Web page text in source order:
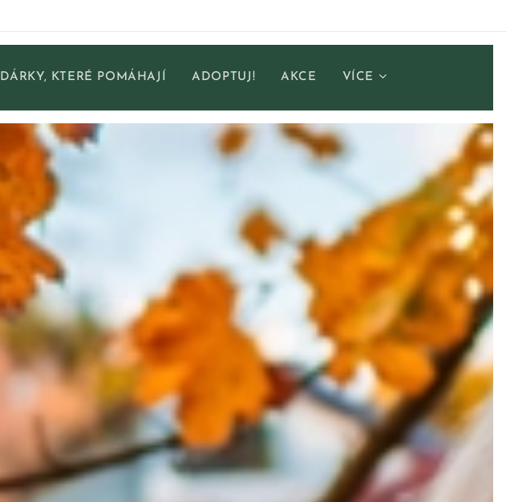
DÁRKY, KTERÉ POMÁHAJÍ ADOPTUJ! AKCE VÍCE